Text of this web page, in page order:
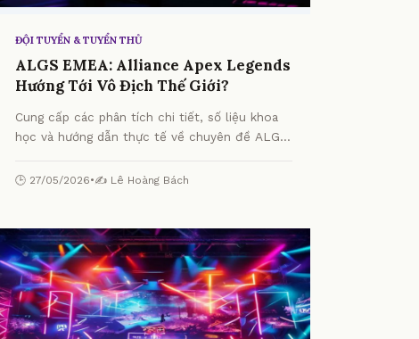
ĐỘI TUYỂN & TUYỂN THỦ
ALGS EMEA: Alliance Apex Legends
Hướng Tới Vô Địch Thế Giới?
Cung cấp các phân tích chi tiết, số liệu khoa
học và hướng dẫn thực tế về chuyên đề ALGS
Địch Thế Giới? từ chuyên gia.
🕒 27/05/2026•✍️ Lê Hoàng Bách